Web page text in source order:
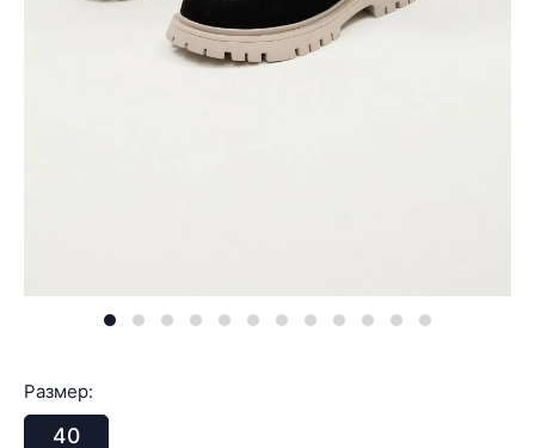
Размер:
40